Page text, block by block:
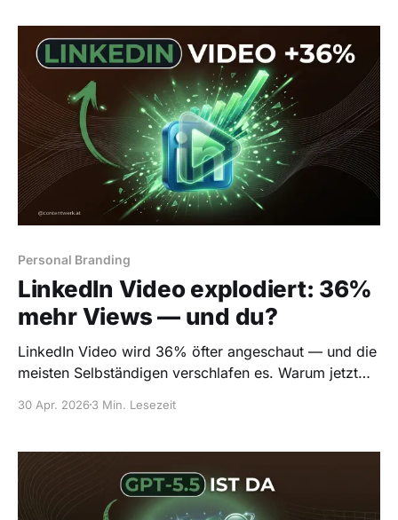
Personal Branding
LinkedIn Video explodiert: 36%
mehr Views — und du?
LinkedIn Video wird 36% öfter angeschaut — und die
meisten Selbständigen verschlafen es. Warum jetzt
30 Apr. 20263 Min. Lesezeit